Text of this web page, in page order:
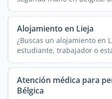
Alojamiento en Lieja
¿Buscas un alojamiento en
estudiante, trabajador o
Atención médica para
Bélgica